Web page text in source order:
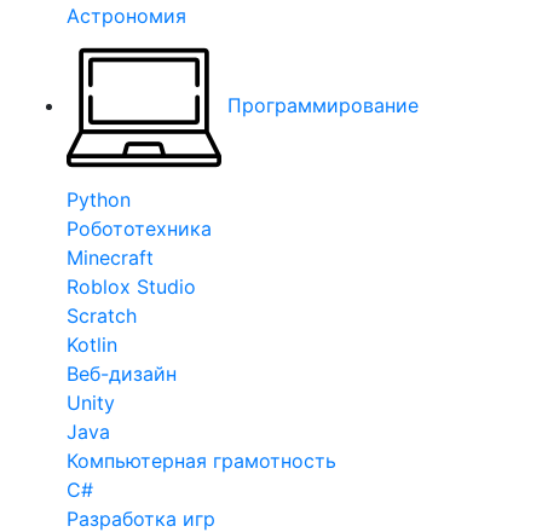
Астрономия
Программирование
Python
Робототехника
Minecraft
Roblox Studio
Scratch
Kotlin
Веб-дизайн
Unity
Java
Компьютерная грамотность
C#
Разработка игр